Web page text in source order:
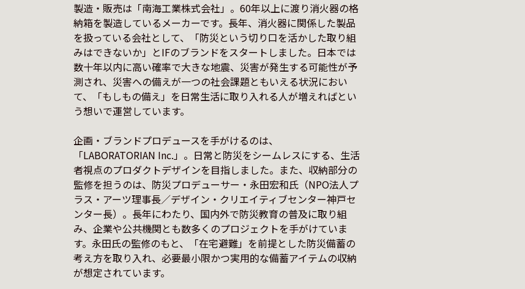
製造・販売は「南海工業株式会社」。60年以上に渡り消火器の格
納箱を製造しているメーカーです。長年、消火器に関係した製品
を扱っている会社として、「防災という切り口を活かした取り組
みはできないか」とIFのブランドをスタートしました。日本では
数十年以内に高い確率で大きな地震、災害が発生する可能性が予
測され、災害への備えが一つの社会課題ともいえる状況におい
て、「もしもの備え」を日常生活に取り入れる人が増えればとい
う想いで運営しています。
企画・ブランドプロデュースを手がけるのは、
「LABORATORIAN Inc.」。日常と防災をシームレスにする、生活
者視点のプロダクトデザインを目指しました。また、収納部分の
監修を担うのは、防災プロデューサー・永田宏和氏（NPO法人プ
ラス・アーツ理事長／デザイン・クリエイティブセンター神戸セ
ンター長）。長年にわたり、国内外で防災教育の普及に取り組
み、企業や公共機関とも数多くのプロジェクトを手がけていま
す。永田氏の監修のもと、「在宅避難」を前提とした防災備蓄の
考え方を取り入れ、必要最小限かつ実用的な備蓄アイテムの収納